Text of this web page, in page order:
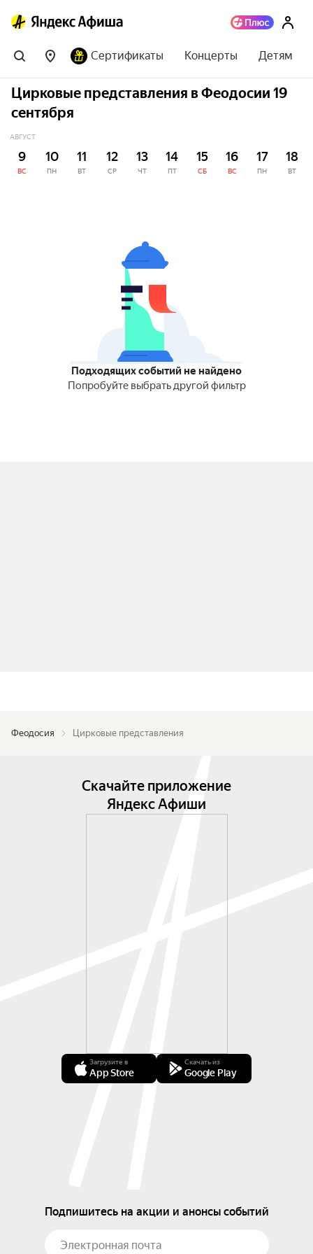
Сертификаты Концерты Детям
Цирковые представления в Феодосии 19
сентября
АВГУСТ
9
ВС
10
ПН
11
ВТ
12
СР
13
ЧТ
14
ПТ
15
СБ
16
ВС
17
ПН
18
ВТ
Подходящих событий не найдено
Попробуйте выбрать другой фильтр
Феодосия Цирковые представления
Скачайте приложение
Яндекс Афиши
Загрузите в
App Store
Скачать из
Google Play
Подпишитесь на акции и анонсы событий